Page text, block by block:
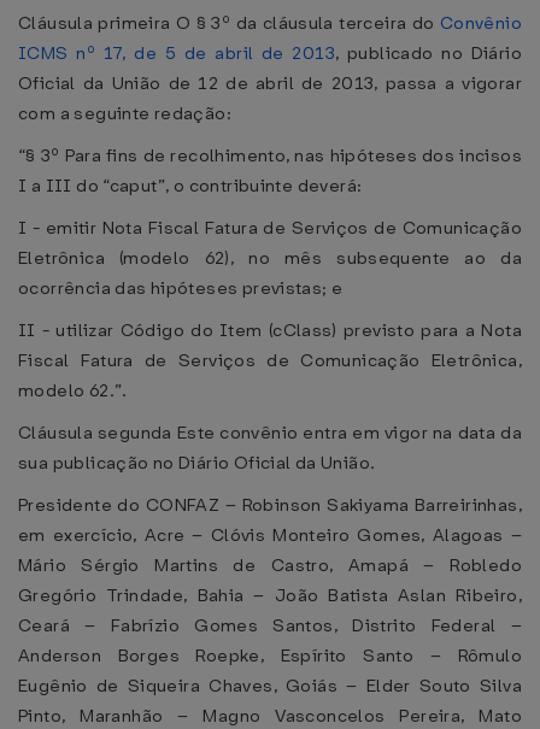
Cláusula primeira O § 3º da cláusula terceira do Convênio
ICMS nº 17, de 5 de abril de 2013, publicado no Diário
Oficial da União de 12 de abril de 2013, passa a vigorar
com a seguinte redação:
“§ 3º Para fins de recolhimento, nas hipóteses dos incisos
I a III do “caput”, o contribuinte deverá:
I - emitir Nota Fiscal Fatura de Serviços de Comunicação
Eletrônica (modelo 62), no mês subsequente ao da
ocorrência das hipóteses previstas; e
II - utilizar Código do Item (cClass) previsto para a Nota
Fiscal Fatura de Serviços de Comunicação Eletrônica,
modelo 62.”.
Cláusula segunda Este convênio entra em vigor na data da
sua publicação no Diário Oficial da União.
Presidente do CONFAZ – Robinson Sakiyama Barreirinhas,
em exercício, Acre – Clóvis Monteiro Gomes, Alagoas –
Mário Sérgio Martins de Castro, Amapá – Robledo
Gregório Trindade, Bahia – João Batista Aslan Ribeiro,
Ceará – Fabrízio Gomes Santos, Distrito Federal –
Anderson Borges Roepke, Espírito Santo – Rômulo
Eugênio de Siqueira Chaves, Goiás – Elder Souto Silva
Pinto, Maranhão – Magno Vasconcelos Pereira, Mato